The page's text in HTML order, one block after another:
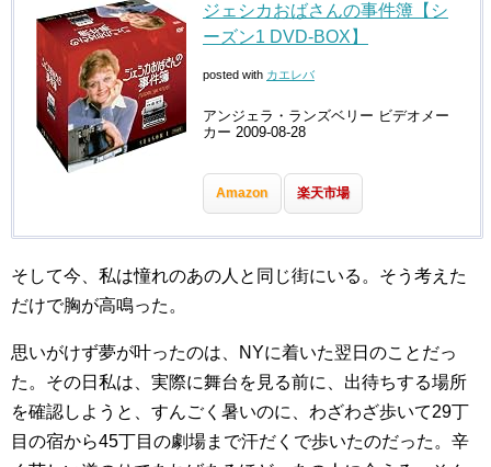
ジェシカおばさんの事件簿【シ
ーズン1 DVD-BOX】
posted with カエレバ
アンジェラ・ランズベリー ビデオメー
カー 2009-08-28
Amazon 楽天市場
そして今、私は憧れのあの人と同じ街にいる。そう考えた
だけで胸が高鳴った。
思いがけず夢が叶ったのは、NYに着いた翌日のことだっ
た。その日私は、実際に舞台を見る前に、出待ちする場所
を確認しようと、すんごく暑いのに、わざわざ歩いて29丁
目の宿から45丁目の劇場まで汗だくで歩いたのだった。辛